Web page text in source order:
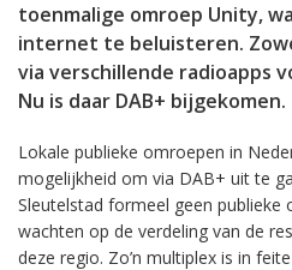
toenmalige omroep Unity,
internet te beluisteren.
via verschillende radioapps
Nu is daar DAB+ bijgekomen.
Lokale publieke omroepen in
mogelijkheid om via DAB+ uit te
Sleutelstad formeel geen
wachten op de verdeling van de
deze regio. Zo’n multiplex is in